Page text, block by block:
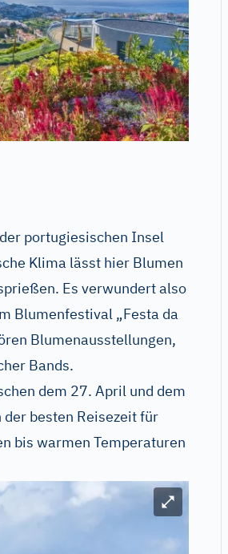
portugiesischen Insel
Klima lässt hier Blumen
Es verwundert also
Blumenfestival „Festa da
Blumenausstellungen,
Bands.
dem 27. April und dem
besten Reisezeit für
bis warmen Temperaturen
Bild